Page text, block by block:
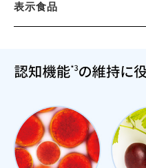
表示食品